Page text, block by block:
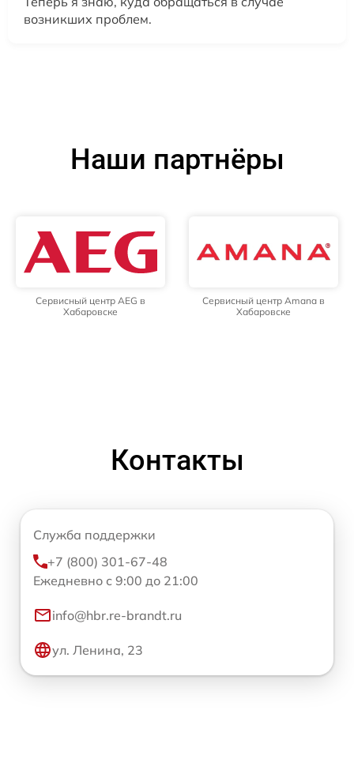
возникших проблем.
Наши партнёры
Сервисный центр AEG в
Хабаровске
Сервисный центр Amana в
Хабаровске
Контакты
Служба поддержки
+7 (800) 301-67-48
Ежедневно с 9:00 до 21:00
info@hbr.re-brandt.ru
ул. Ленина, 23